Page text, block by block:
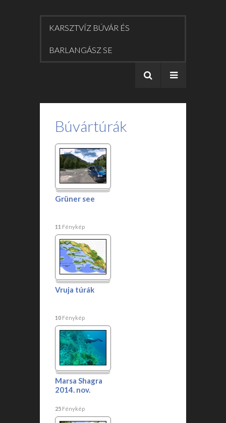
KARSZTVÍZ BÚVÁR ÉS
BARLANGÁSZ SE
Búvártúrák
Grüner see
11 Fénykép
Vruja túrák
10 Fénykép
Marsa Shagra
2014. nov.
25 Fénykép